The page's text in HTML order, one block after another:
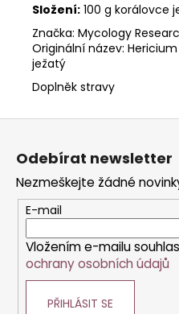
Složení: 100 g korálovce
Značka: Mycology
Originální název:
ježatý
Doplněk stravy
Z
Odebírat newsletter
Nezmeškejte žádné
E-mail
Vložením e-mailu
ochrany osobních údajů
PŘIHLÁSIT SE